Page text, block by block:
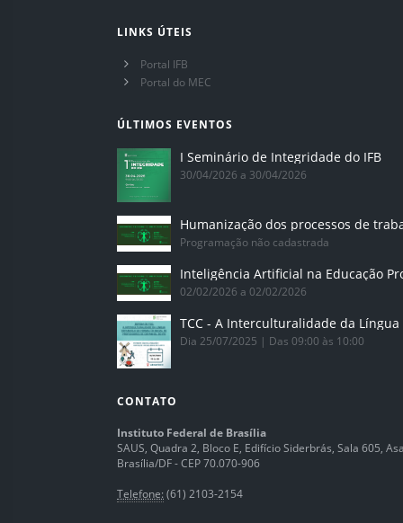
LINKS ÚTEIS
Portal IFB
Portal do MEC
ÚLTIMOS EVENTOS
I Seminário de Integridade do IFB
30/04/2026 a 30/04/2026
Humanização dos processos de
Programação não cadastrada
02/02/2026 a 02/02/2026
Dia 25/07/2025 | Das 09:00 às 10:00
CONTATO
Instituto Federal de Brasília
SAUS, Quadra 2, Bloco E, Edifício Siderbrás, Sala 605,
Brasília/DF - CEP 70.070-906
Telefone: (61) 2103-2154